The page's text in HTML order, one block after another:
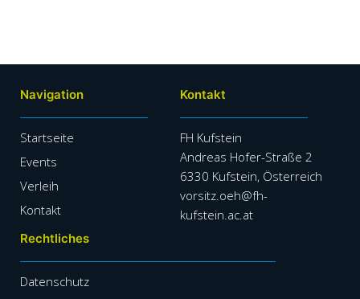
Navigation
Startseite
Events
Verleih
Kontakt
Kontakt
FH Kufstein
Andreas Hofer-Straße 2
6330 Kufstein, Österreich
vorsitz.oeh@fh-
kufstein.ac.at
Rechtliches
Datenschutz